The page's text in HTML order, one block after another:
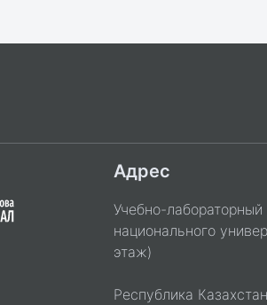
Адрес
Учебно-лабораторный
национального
этаж)
Республика